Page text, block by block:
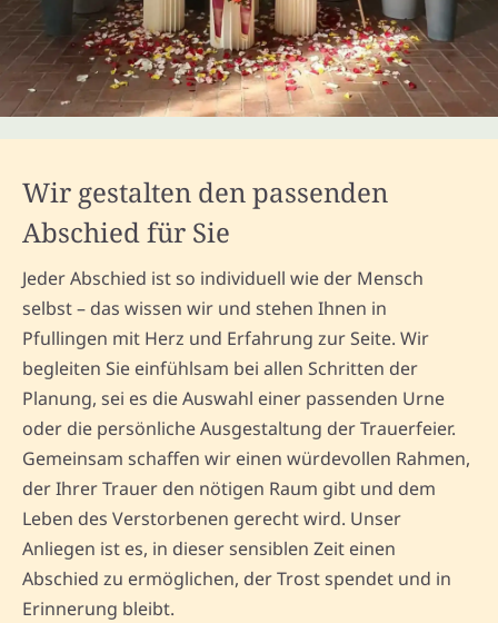
Wir gestalten den passenden
Abschied für Sie
Jeder Abschied ist so individuell wie der Mensch
selbst – das wissen wir und stehen Ihnen in
Pfullingen mit Herz und Erfahrung zur Seite. Wir
begleiten Sie einfühlsam bei allen Schritten der
Planung, sei es die Auswahl einer passenden Urne
oder die persönliche Ausgestaltung der Trauerfeier.
Gemeinsam schaffen wir einen würdevollen Rahmen,
der Ihrer Trauer den nötigen Raum gibt und dem
Leben des Verstorbenen gerecht wird. Unser
Anliegen ist es, in dieser sensiblen Zeit einen
Abschied zu ermöglichen, der Trost spendet und in
Erinnerung bleibt.